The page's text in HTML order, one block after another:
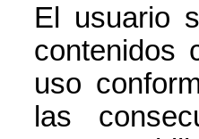
El usuario
contenidos
uso
las